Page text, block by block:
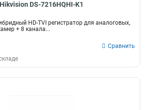
Hikvision DS-7216HQHI-K1
HD-TVI регистратор для аналоговых,
+ 8 канала...
Сравнить